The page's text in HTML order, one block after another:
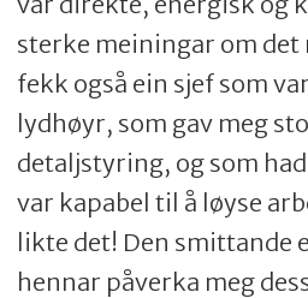
sterke meiningar om det
fekk også ein sjef som
lydhøyr, som gav meg
detaljstyring, og som
var kapabel til å løyse
likte det! Den smittande
hennar påverka meg